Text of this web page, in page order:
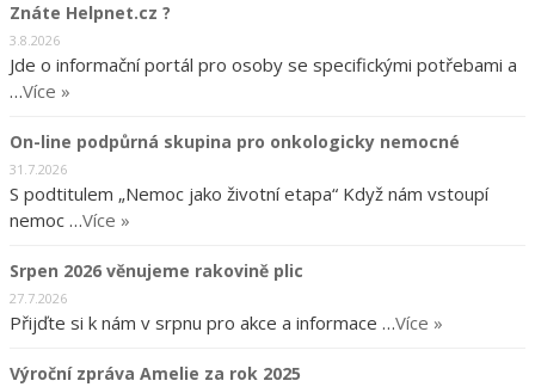
Znáte Helpnet.cz ?
3.8.2026
Jde o informační portál pro osoby se specifickými potřebami a
…Více »
On-line podpůrná skupina pro onkologicky nemocné
31.7.2026
S podtitulem „Nemoc jako životní etapa“ Když nám vstoupí
nemoc …Více »
Srpen 2026 věnujeme rakovině plic
27.7.2026
Přijďte si k nám v srpnu pro akce a informace …Více »
Výroční zpráva Amelie za rok 2025